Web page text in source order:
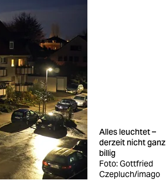
Alles leuchtet –
derzeit nicht ganz
billig
Foto: Gottfried
Czepluch/imago